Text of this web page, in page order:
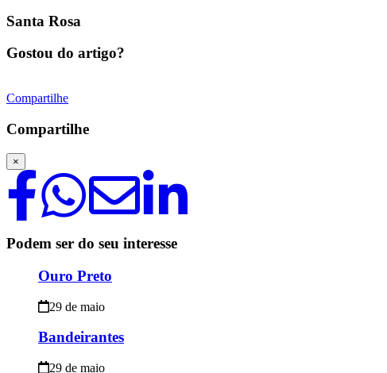
Santa Rosa
Gostou do artigo?
Compartilhe
Compartilhe
×
Podem ser do seu interesse
Ouro Preto
29 de maio
Bandeirantes
29 de maio